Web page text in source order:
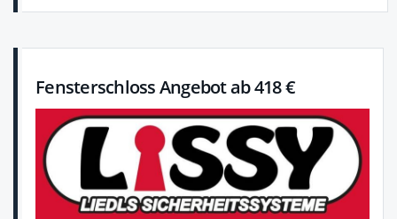
Fensterschloss Angebot ab 418 €